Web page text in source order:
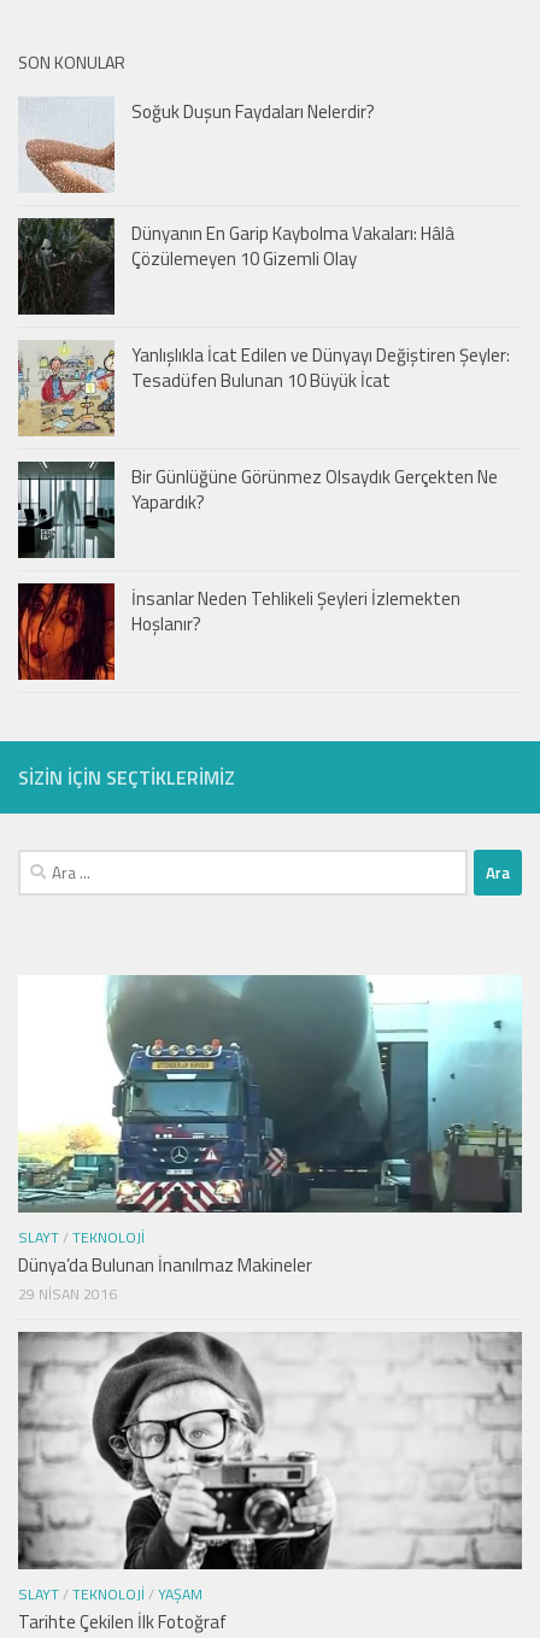
SON KONULAR
Soğuk Duşun Faydaları Nelerdir?
Dünyanın En Garip Kaybolma Vakaları: Hâlâ
Çözülemeyen 10 Gizemli Olay
Yanlışlıkla İcat Edilen ve Dünyayı Değiştiren Şeyler:
Tesadüfen Bulunan 10 Büyük İcat
Bir Günlüğüne Görünmez Olsaydık Gerçekten Ne
Yapardık?
İnsanlar Neden Tehlikeli Şeyleri İzlemekten
Hoşlanır?
SIZIN IÇIN SEÇTIKLERIMIZ
Arama:
SLAYT/TEKNOLOJI
Dünya’da Bulunan İnanılmaz Makineler
29 NISAN 2016
SLAYT/TEKNOLOJI /YAŞAM
Tarihte Çekilen İlk Fotoğraf